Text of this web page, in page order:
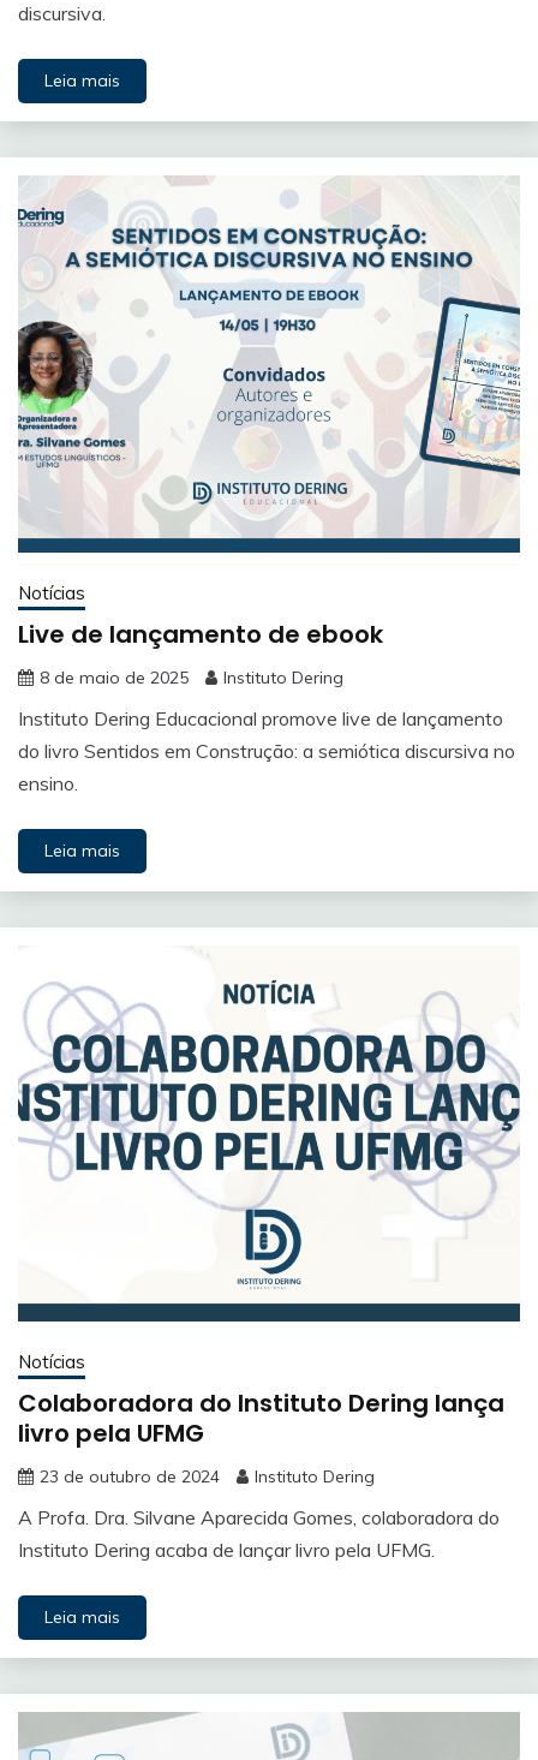
discursiva.
Leia mais
Notícias
Live de lançamento de ebook
8 de maio de 2025 Instituto Dering
Instituto Dering Educacional promove live de lançamento
do livro Sentidos em Construção: a semiótica discursiva no
ensino.
Leia mais
Notícias
Colaboradora do Instituto Dering lança
livro pela UFMG
23 de outubro de 2024 Instituto Dering
A Profa. Dra. Silvane Aparecida Gomes, colaboradora do
Instituto Dering acaba de lançar livro pela UFMG.
Leia mais